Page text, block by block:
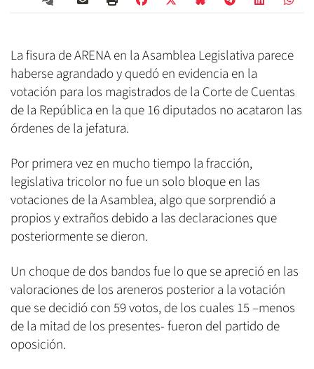
La fisura de ARENA en la Asamblea Legislativa parece
haberse agrandado y quedó en evidencia en la
votación para los magistrados de la Corte de Cuentas
de la República en la que 16 diputados no acataron las
órdenes de la jefatura.
Por primera vez en mucho tiempo la fracción,
legislativa tricolor no fue un solo bloque en las
votaciones de la Asamblea, algo que sorprendió a
propios y extraños debido a las declaraciones que
posteriormente se dieron.
Un choque de dos bandos fue lo que se apreció en las
valoraciones de los areneros posterior a la votación
que se decidió con 59 votos, de los cuales 15 –menos
de la mitad de los presentes- fueron del partido de
oposición.